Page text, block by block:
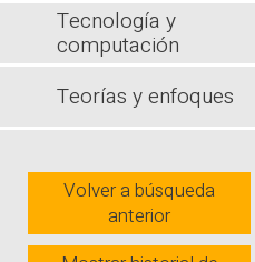
Tecnología y
computación
Teorías y enfoques
Volver a búsqueda
anterior